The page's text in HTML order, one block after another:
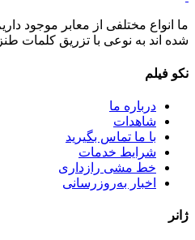
ما انواع مختلفی از معابر موجود
شده اند به نوعی با تزریق کلمات طنز
نکو فیلم
درباره ما
شاهدات
با ما تماس بگیرید
شرایط خدمات
خط مشی رازداری
اخبار به‌روزرسانی
ژانر